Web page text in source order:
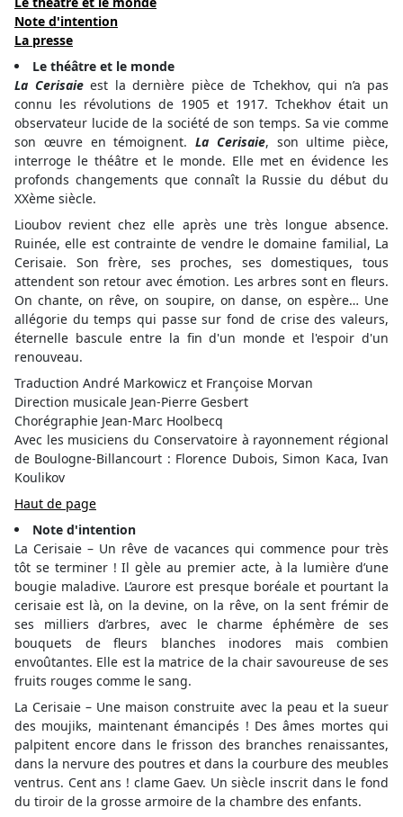
Note d'intention
La presse
Le théâtre et le monde
La Cerisaieest la dernière pièce de Tchekhov, qui n’a pas
connu les révolutions de 1905 et 1917. Tchekhov était un
observateur lucide de la société de son temps. Sa vie comme
son œuvre en témoignent. La Cerisaie, son ultime pièce,
interroge le théâtre et le monde. Elle met en évidence les
profonds changements que connaît la Russie du début du
XXème siècle.
Lioubov revient chez elle après une très longue absence.
Ruinée, elle est contrainte de vendre le domaine familial, La
Cerisaie. Son frère, ses proches, ses domestiques, tous
attendent son retour avec émotion. Les arbres sont en fleurs.
On chante, on rêve, on soupire, on danse, on espère… Une
allégorie du temps qui passe sur fond de crise des valeurs,
éternelle bascule entre la fin d'un monde et l'espoir d'un
renouveau.
Traduction André Markowicz et Françoise Morvan
Direction musicale Jean-Pierre Gesbert
Chorégraphie Jean-Marc Hoolbecq
Avec les musiciens du Conservatoire à rayonnement régional
de Boulogne-Billancourt : Florence Dubois, Simon Kaca, Ivan
Koulikov
Haut de page
Note d'intention
La Cerisaie – Un rêve de vacances qui commence pour très
tôt se terminer ! Il gèle au premier acte, à la lumière d’une
bougie maladive. L’aurore est presque boréale et pourtant la
cerisaie est là, on la devine, on la rêve, on la sent frémir de
ses milliers d’arbres, avec le charme éphémère de ses
bouquets de fleurs blanches inodores mais combien
envoûtantes. Elle est la matrice de la chair savoureuse de ses
fruits rouges comme le sang.
La Cerisaie – Une maison construite avec la peau et la sueur
des moujiks, maintenant émancipés ! Des âmes mortes qui
palpitent encore dans le frisson des branches renaissantes,
dans la nervure des poutres et dans la courbure des meubles
ventrus. Cent ans ! clame Gaev. Un siècle inscrit dans le fond
du tiroir de la grosse armoire de la chambre des enfants.